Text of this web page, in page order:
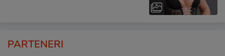
PARTENERI